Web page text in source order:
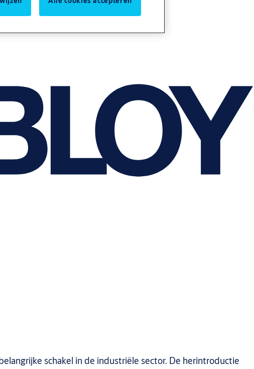
schakel in de industriële sector. De herintroductie